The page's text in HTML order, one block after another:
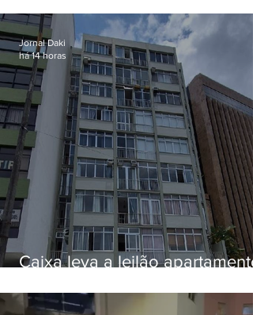
Caixa leva a leilão apartamento
Botafogo
Jornal Daki
há 14 horas